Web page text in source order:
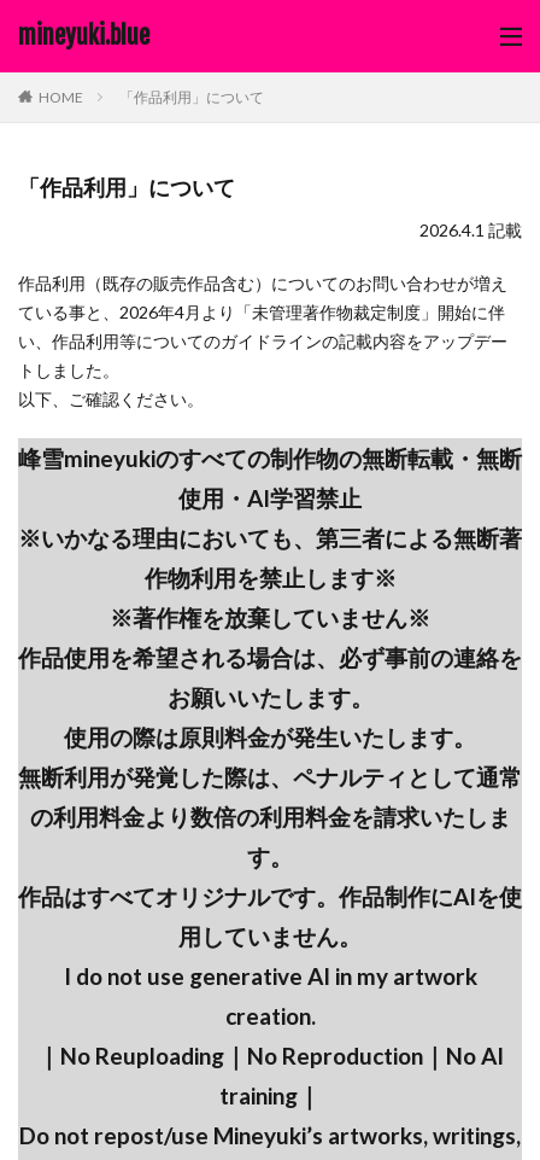
mineyuki.blue
HOME 「作品利用」について
「作品利用」について
2026.4.1 記載
作品利用（既存の販売作品含む）についてのお問い合わせが増え
ている事と、2026年4月より「未管理著作物裁定制度」開始に伴
い、作品利用等についてのガイドラインの記載内容をアップデー
トしました。
以下、ご確認ください。
峰雪mineyukiのすべての制作物の無断転載・無断
使用・AI学習禁止
※いかなる理由においても、第三者による無断著
作物利用を禁止します※
※著作権を放棄していません※
作品使用を希望される場合は、必ず事前の連絡を
お願いいたします。
使用の際は原則料金が発生いたします。
無断利用が発覚した際は、ペナルティとして通常
の利用料金より数倍の利用料金を請求いたしま
す。
作品はすべてオリジナルです。作品制作にAIを使
用していません。
I do not use generative AI in my artwork
creation.
｜No Reuploading｜No Reproduction｜No AI
training｜
Do not repost/use Mineyuki’s artworks, writings,